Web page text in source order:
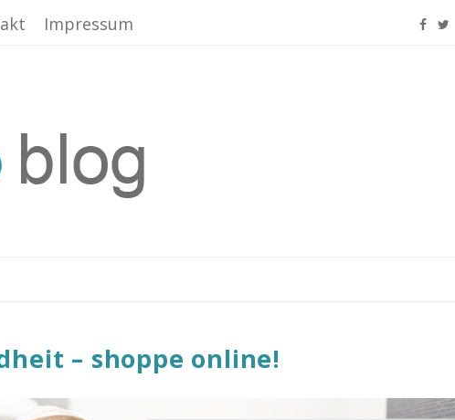
Impressum
– shoppe online!